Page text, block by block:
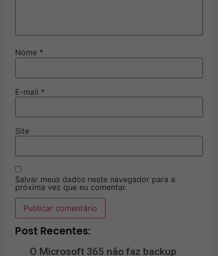
Nome *
E-mail *
Site
Salvar meus dados neste navegador para a
próxima vez que eu comentar.
Post Recentes:
O Microsoft 365 não faz backup